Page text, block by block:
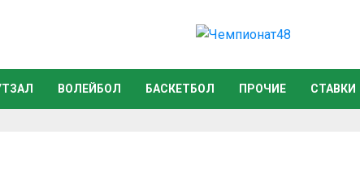
ВОЛЕЙБОЛ БАСКЕТБОЛ ПРОЧИЕ СТАВКИ